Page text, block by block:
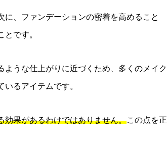
、ファンデーションの密着を高めること
です。
うな仕上がりに近づくため、多くのメイク
るアイテムです。
効果があるわけではありません。この点を正